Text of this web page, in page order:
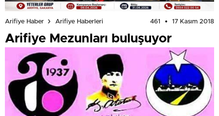
Arifiye Haber Arifiye Haberleri 461 17 Kasım 2018
Arifiye Mezunları buluşuyor